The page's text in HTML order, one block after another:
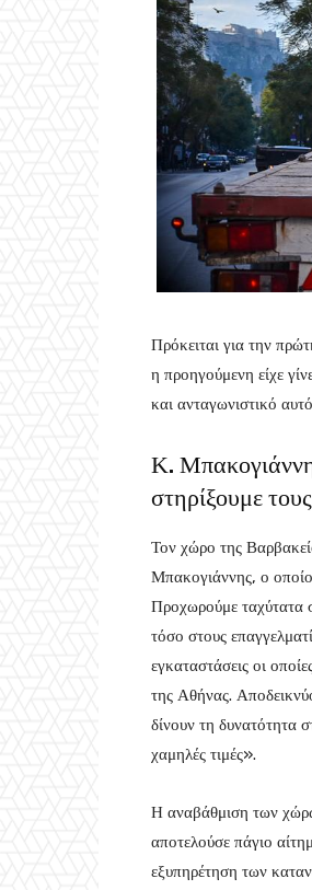
Πρόκειται για την
η προηγούμενη είχε
και ανταγωνιστικό
Κ.
στηρίξουμε
Τον χώρο της
Μπακογιάννης, ο
Προχωρούμε ταχύτατα
τόσο στους
εγκαταστάσεις οι
της Αθήνας.
δίνουν τη δυνατότητα
χαμηλές τιμές».
Η αναβάθμιση των
αποτελούσε πάγιο
εξυπηρέτηση των